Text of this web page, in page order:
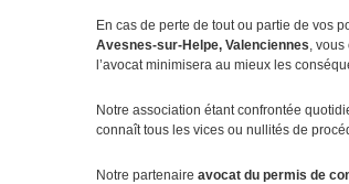
En cas de perte de tout ou partie de vos
Avesnes-sur-Helpe, Valenciennes, vous
l’avocat minimisera au mieux les
Notre association étant confrontée
connaît tous les vices ou nullités de
Notre partenaire avocat du permis de